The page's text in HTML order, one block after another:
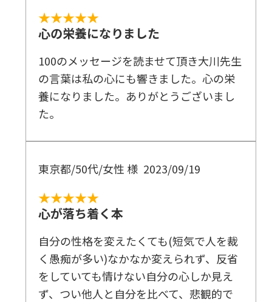
★★★★★
心の栄養になりました
100のメッセージを読ませて頂き大川先生
の言葉は私の心にも響きました。心の栄
養になりました。ありがとうございまし
た。
東京都/50代/女性 様 2023/09/19
★★★★★
心が落ち着く本
自分の性格を変えたくても(短気で人を裁
く愚痴が多い)なかなか変えられず、反省
をしていても情けない自分の心しか見え
ず、つい他人と自分を比べて、悲観的で